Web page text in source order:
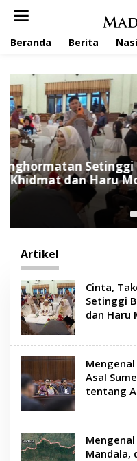
Beranda Berita
Artikel
Mengenal A Fahrur
Sumenep di Balik
Anggaran MBG
Artikel
Cinta,
Setinggi
dan Haru
Mengenal
Asal
tentang
Mengenal
Mandala,